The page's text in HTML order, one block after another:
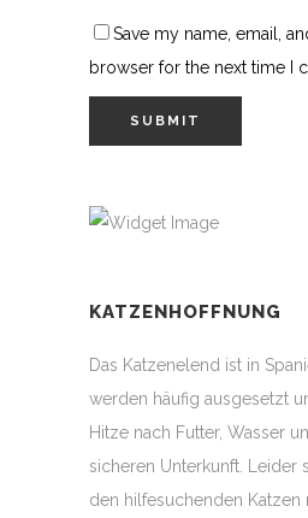
Save my name, email,
browser for the next time I
KATZENHOFFNUNG
Das Katzenelend ist in
werden häufig ausgesetzt
Hitze nach Futter, Wasser
sicheren Unterkunft. Leider
den hilfesuchenden Katzen